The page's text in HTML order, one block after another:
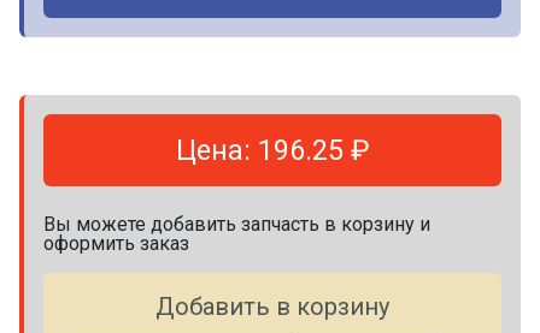
Цена: 196.25 ₽
Вы можете добавить запчасть в корзину и
оформить заказ
Добавить в корзину